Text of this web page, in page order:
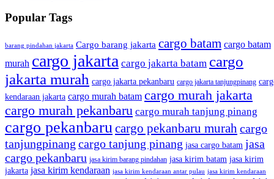
Popular Tags
barang pindahan jakarta Cargo barang jakarta cargo batam cargo batam
murah cargo jakarta cargo jakarta batam cargo
jakarta murah cargo jakarta pekanbaru cargo jakarta tanjungpinang
kendaraan jakarta cargo murah batam cargo murah jakarta
cargo murah pekanbaru cargo murah tanjung pinang
cargo pekanbarucargo pekanbaru murah cargo
tanjungpinang cargo tanjung pinang jasa cargo batam jasa
cargo pekanbaru jasa kirim barang pindahan jasa kirim batam jasa kirim
jakarta jasa kirim kendaraan jasa kirim kendaraan antar pulau jasa kirim kendaraan